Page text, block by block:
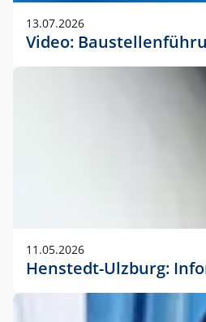
13.07.2026
Video:
11.05.2026
Henstedt-Ulzburg: